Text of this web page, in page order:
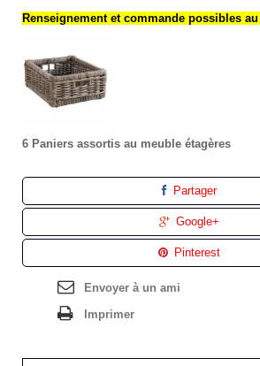
Renseignement et commande possibles au
6 Paniers assortis au meuble étagères
Partager
Google+
Pinterest
Envoyer à un ami
Imprimer